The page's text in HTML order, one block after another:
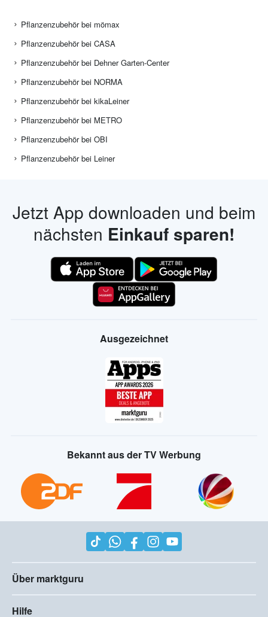
Pflanzenzubehör bei mömax
Pflanzenzubehör bei CASA
Pflanzenzubehör bei Dehner Garten-Center
Pflanzenzubehör bei NORMA
Pflanzenzubehör bei kikaLeiner
Pflanzenzubehör bei METRO
Pflanzenzubehör bei OBI
Pflanzenzubehör bei Leiner
Jetzt App downloaden und beim
nächsten Einkauf sparen!
Ausgezeichnet
Bekannt aus der TV Werbung
Über marktguru
Hilfe